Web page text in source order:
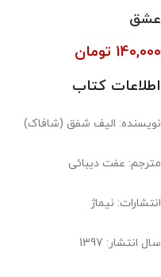
عشق
140,000 تومان
اطلاعات کتاب
نویسنده: الیف شفق (شافاک)
مترجم: عفت دیبائی
انتشارات: نیماژ
سال انتشار: 1397